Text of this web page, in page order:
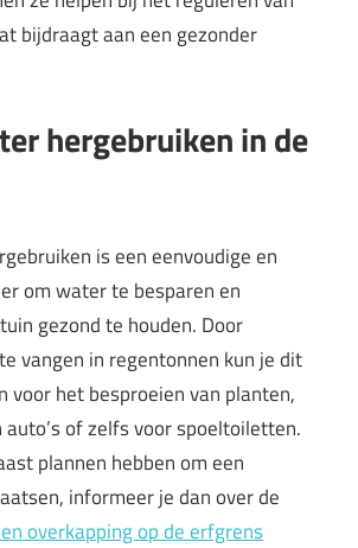
bijdraagt aan een gezonder
hergebruiken in de
is een eenvoudige en
om water te besparen en
gezond te houden. Door
vangen in regentonnen kun je dit
voor het besproeien van planten,
of zelfs voor spoeltoiletten.
plannen hebben om een
informeer je dan over de
overkapping op de erfgrens